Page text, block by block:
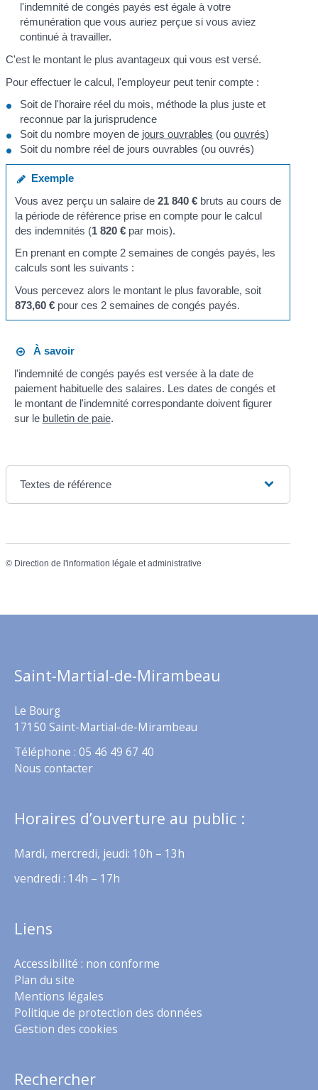
l'indemnité de congés payés est égale à votre
rémunération que vous auriez perçue si vous aviez
continué à travailler.
C'est le montant le plus avantageux qui vous est versé.
Pour effectuer le calcul, l'employeur peut tenir compte :
Soit de l'horaire réel du mois, méthode la plus juste et
reconnue par la jurisprudence
Soit du nombre moyen de jours ouvrables (ououvrés)
Soit du nombre réel de jours ouvrables (ou ouvrés)
Exemple
Vous avez perçu un salaire de 21 840 €bruts au cours de
la période de référence prise en compte pour le calcul
des indemnités (1 820 €par mois).
En prenant en compte 2 semaines de congés payés, les
calculs sont les suivants :
Vous percevez alors le montant le plus favorable, soit
873,60 €pour ces 2 semaines de congés payés.
À savoir
l'indemnité de congés payés est versée à la date de
paiement habituelle des salaires. Les dates de congés et
le montant de l'indemnité correspondante doivent figurer
sur le bulletin de paie.
Textes de référence
© Direction de l'information légale et administrative
Saint-Martial-de-Mirambeau
Le Bourg
17150 Saint-Martial-de-Mirambeau
Téléphone : 05 46 49 67 40
Nous contacter
Horaires d’ouverture au public :
Mardi, mercredi, jeudi: 10h – 13h
vendredi : 14h – 17h
Liens
Accessibilité : non conforme
Plan du site
Mentions légales
Politique de protection des données
Gestion des cookies
Rechercher